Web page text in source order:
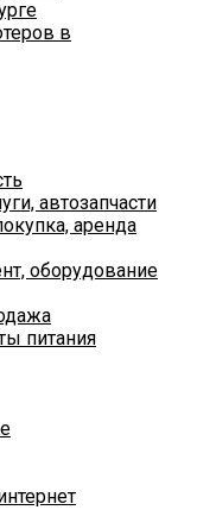
в
автозапчасти
аренда
оборудование
питания